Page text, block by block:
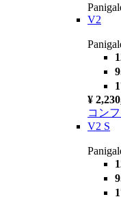
V2
¥
コン
V2 S